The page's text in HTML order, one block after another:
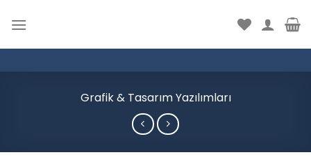
atla
Grafik & Tasarım Yazılımları